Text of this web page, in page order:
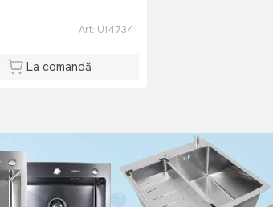
Art: U147341
La comandă